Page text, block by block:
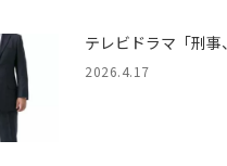
テレビドラマ「刑
2026.4.17